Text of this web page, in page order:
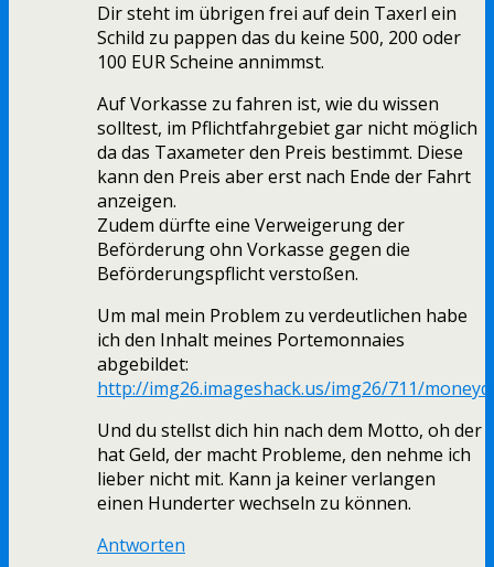
Dir steht im übrigen frei auf dein Taxerl ein
Schild zu pappen das du keine 500, 200 oder
100 EUR Scheine annimmst.
Auf Vorkasse zu fahren ist, wie du wissen
solltest, im Pflichtfahrgebiet gar nicht möglich
da das Taxameter den Preis bestimmt. Diese
kann den Preis aber erst nach Ende der Fahrt
anzeigen.
Zudem dürfte eine Verweigerung der
Beförderung ohn Vorkasse gegen die
Beförderungspflicht verstoßen.
Um mal mein Problem zu verdeutlichen habe
ich den Inhalt meines Portemonnaies
abgebildet:
http://img26.imageshack.us/img26/711/
Und du stellst dich hin nach dem Motto, oh der
hat Geld, der macht Probleme, den nehme ich
lieber nicht mit. Kann ja keiner verlangen
einen Hunderter wechseln zu können.
Antworten